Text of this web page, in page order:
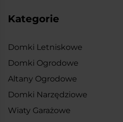
Kategorie
Domki Letniskowe
Domki Ogrodowe
Altany Ogrodowe
Domki Narzędziowe
Wiaty Garażowe